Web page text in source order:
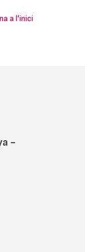
a l'inici
-